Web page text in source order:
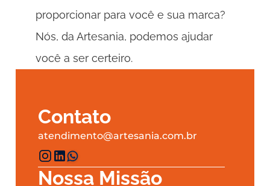
proporcionar para você e sua marca?
Nós, da Artesania, podemos ajudar
você a ser certeiro.
Contato
atendimento@artesania.com.br
Nossa Missão